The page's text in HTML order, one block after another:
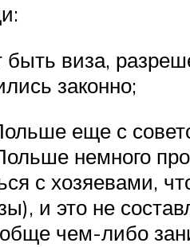
быть виза,
законно;
еще с
немного
с хозяевами,
и это не
чем-либо